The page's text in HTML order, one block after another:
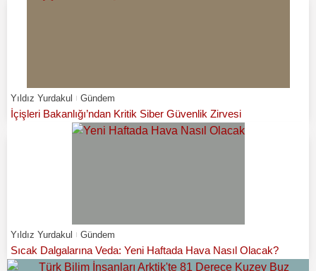
Yıldız Yurdakul Gündem
İçişleri Bakanlığı’ndan Kritik Siber Güvenlik Zirvesi
Yıldız Yurdakul Gündem
Sıcak Dalgalarına Veda: Yeni Haftada Hava Nasıl Olacak?